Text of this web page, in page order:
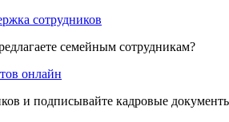
сотрудников
семейным сотрудникам?
онлайн
и подписывайте кадровые